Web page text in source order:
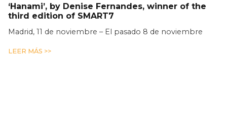
‘Hanami’, by Denise Fernandes, winner of the
third edition of SMART7
Madrid, 11 de noviembre – El pasado 8 de noviembre
LEER MÁS >>